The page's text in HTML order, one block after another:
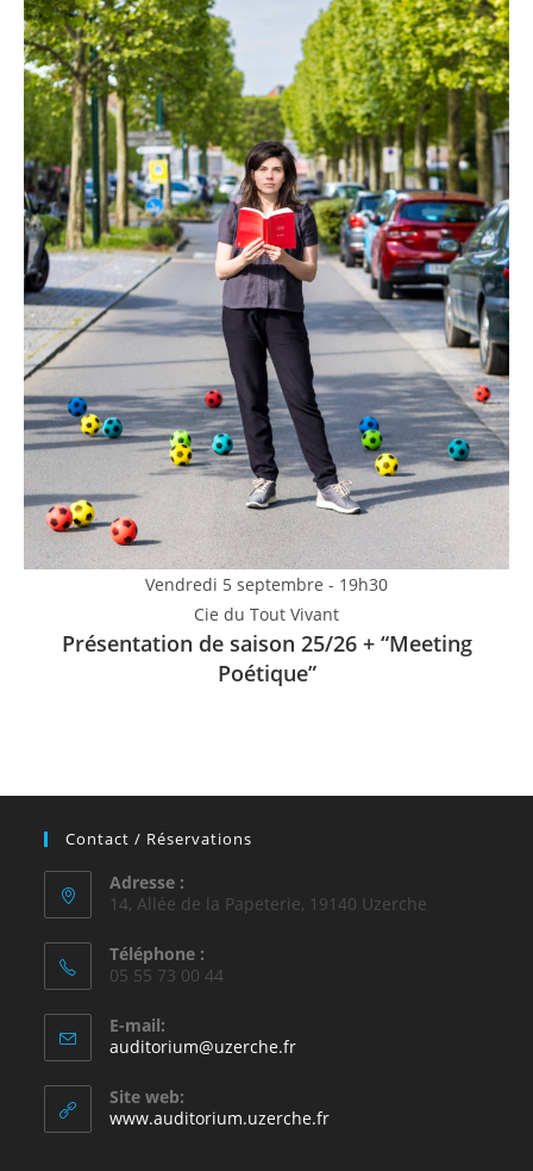
Vendredi 5 septembre - 19h30
Cie du Tout Vivant
Présentation de saison 25/26 + “Meeting
Poétique”
Contact / Réservations
Adresse :
14, Allée de la Papeterie, 19140 Uzerche
Téléphone :
05 55 73 00 44
E-mail:
auditorium@uzerche.fr
Site web:
www.auditorium.uzerche.fr